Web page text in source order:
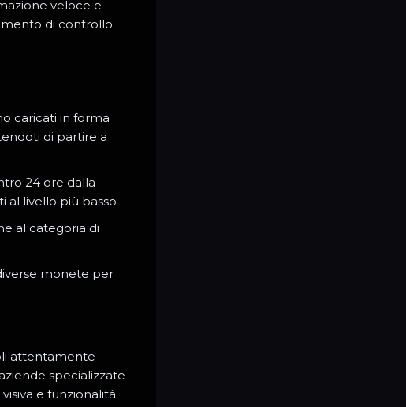
veloce e
di controllo
caricati in forma
di partire a
24 ore dalla
al livello più basso
al categoria di
monete per
attentamente
specializzate
e funzionalità